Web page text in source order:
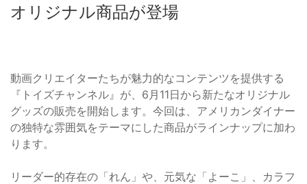
オリジナル商品が登場
動画クリエイターたちが魅力的なコンテンツを提供する
『トイズチャンネル』が、6月11日から新たなオリジナル
グッズの販売を開始します。今回は、アメリカンダイナー
の独特な雰囲気をテーマにした商品がラインナップに加わ
ります。
リーダー的存在の「れん」や、元気な「よーこ」、カラフ